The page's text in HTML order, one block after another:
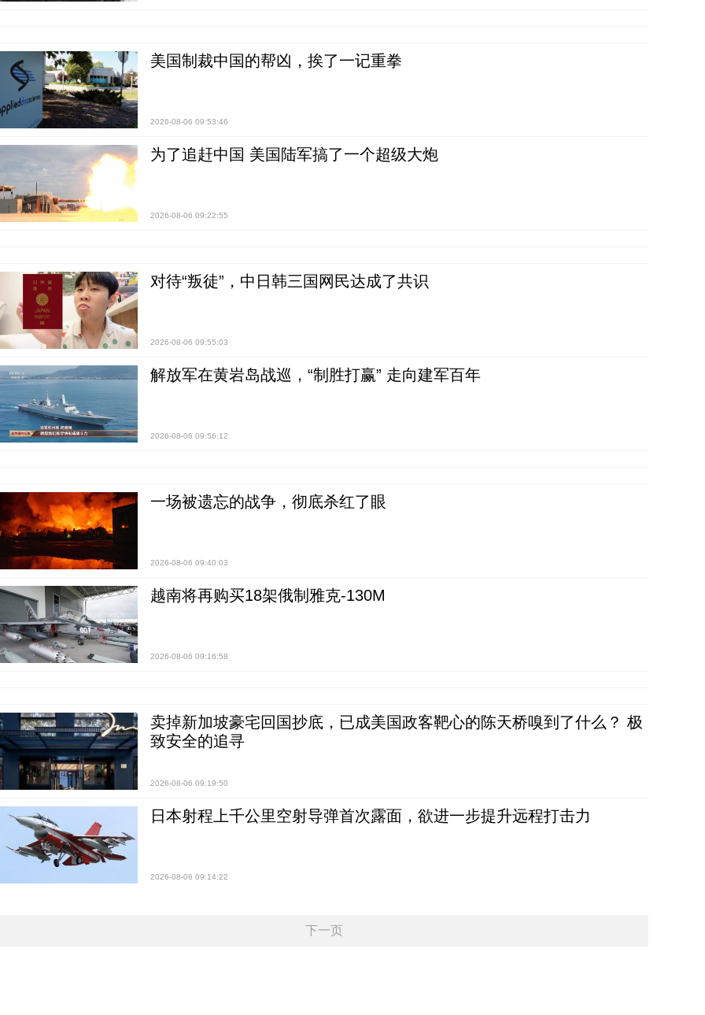
美国制裁中国的帮凶，挨了一记重拳
2026-08-06 09:53:46
为了追赶中国 美国陆军搞了一个超级大炮
2026-08-06 09:22:55
对待“叛徒”，中日韩三国网民达成了共识
2026-08-06 09:55:03
解放军在黄岩岛战巡，“制胜打赢” 走向建军百年
2026-08-06 09:56:12
一场被遗忘的战争，彻底杀红了眼
2026-08-06 09:40:03
越南将再购买18架俄制雅克-130M
2026-08-06 09:16:58
卖掉新加坡豪宅回国抄底，已成美国政客靶心的陈天桥嗅到了什么？ 极
致安全的追寻
2026-08-06 09:19:50
日本射程上千公里空射导弹首次露面，欲进一步提升远程打击力
2026-08-06 09:14:22
下一页